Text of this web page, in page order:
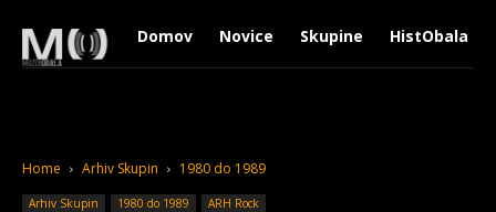
Domov Novice Skupine HistObala
Home Arhiv Skupin 1980 do 1989
Arhiv Skupin 1980 do 1989 ARH Rock